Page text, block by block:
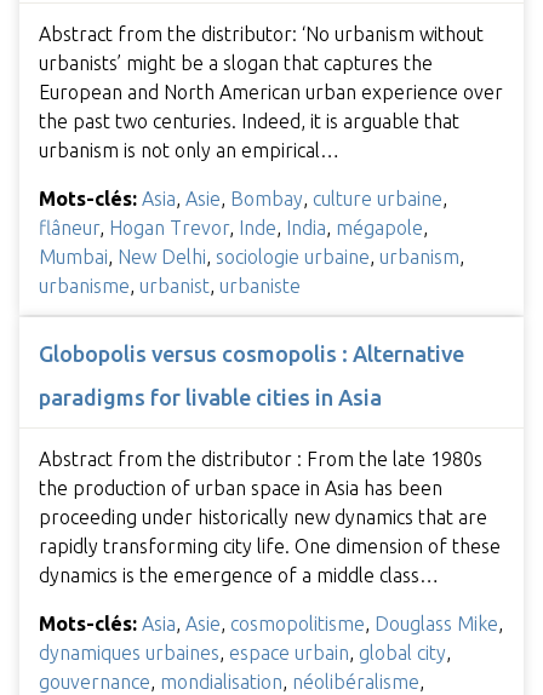
Abstract from the distributor: ‘No urbanism without
urbanists’ might be a slogan that captures the
European and North American urban experience over
the past two centuries. Indeed, it is arguable that
urbanism is not only an empirical…
Mots-clés: Asia, Asie, Bombay, culture urbaine,
flâneur, Hogan Trevor, Inde, India, mégapole,
Mumbai, New Delhi, sociologie urbaine, urbanism,
urbanisme, urbanist, urbaniste
Globopolis versus cosmopolis : Alternative
paradigms for livable cities in Asia
Abstract from the distributor : From the late 1980s
the production of urban space in Asia has been
proceeding under historically new dynamics that are
rapidly transforming city life. One dimension of these
dynamics is the emergence of a middle class…
Mots-clés: Asia, Asie, cosmopolitisme, Douglass Mike,
dynamiques urbaines, espace urbain, global city,
gouvernance, mondialisation, néolibéralisme,